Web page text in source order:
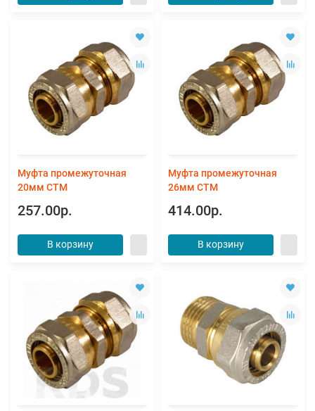
Муфта промежуточная
20мм СТМ
257.00р.
В корзину
Муфта промежуточная
26мм СТМ
414.00р.
В корзину